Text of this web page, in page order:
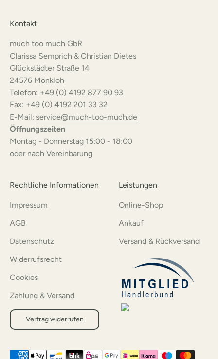
Kontakt
much too much GbR
Clarissa Semprich & Christian Dietes
Glückstädter Straße 14
24576 Mönkloh
Telefon: +49 (0) 4192 877 90 93
Fax: +49 (0) 4192 201 33 32
E-Mail: service@much-too-much.de
Öffnungszeiten
Montag - Donnerstag 15:00 - 18:00
oder nach Vereinbarung
Rechtliche Informationen
Impressum
AGB
Datenschutz
Widerrufsrecht
Cookies
Zahlung & Versand
Vertrag widerrufen
Leistungen
Online-Shop
Ankauf
Versand & Rückversand